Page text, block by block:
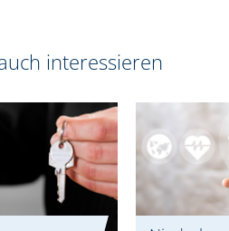
interessieren